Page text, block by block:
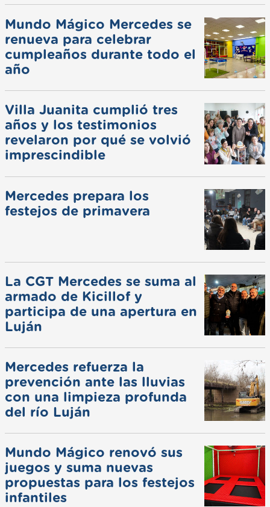
Mundo Mágico Mercedes se
renueva para celebrar
cumpleaños durante todo el
año
Villa Juanita cumplió tres
años y los testimonios
revelaron por qué se volvió
imprescindible
Mercedes prepara los
festejos de primavera
La CGT Mercedes se suma al
armado de Kicillof y
participa de una apertura en
Luján
Mercedes refuerza la
prevención ante las lluvias
con una limpieza profunda
del río Luján
Mundo Mágico renovó sus
juegos y suma nuevas
propuestas para los festejos
infantiles